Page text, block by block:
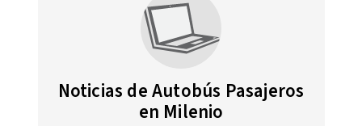
Noticias de Autobús Pasajeros
en Milenio